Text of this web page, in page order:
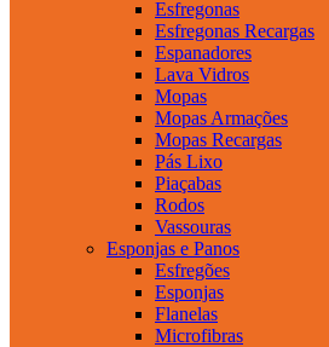
Esfregonas
Esfregonas Recargas
Espanadores
Lava Vidros
Mopas
Mopas Armações
Mopas Recargas
Pás Lixo
Piaçabas
Rodos
Vassouras
Esponjas e Panos
Esfregões
Esponjas
Flanelas
Microfibras